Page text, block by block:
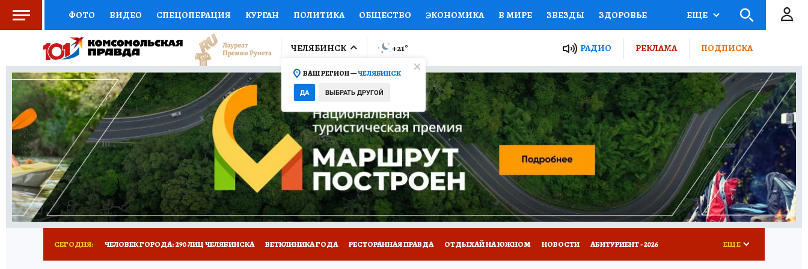
ФОТО ВИДЕО СПЕЦОПЕРАЦИЯ КУРГАН ПОЛИТИКА ОБЩЕСТВО ЭКОНОМИКА В МИРЕ ЗВЕЗДЫ ЗДОРОВЬЕ
СОЦПОДДЕРЖКА НАУКА СПОРТ КОЛУМНИСТЫ ПРОИСШЕСТВИЯ НАЦИОНАЛЬНЫЕ ПРОЕКТЫ РОССИИ
ВЫБОР ЭКСПЕРТОВ ДОКТОР ФИНАНСЫ ОТКРЫВАЕМ МИР Я ЗНАЮ СЕМЬЯ ЖЕНСКИЕ СЕКРЕТЫ ПУТЕВОДИТЕЛЬ
КНИЖНАЯ ПОЛКА ПРОГНОЗЫ НА СПОРТ ПРОМОКОДЫ СЕРИАЛЫ СПЕЦПРОЕКТЫ ДЕФИЦИТ ЖЕЛЕЗА ТУРИЗМ
ПРЕСС-ЦЕНТР НЕДВИЖИМОСТЬ ТЕЛЕВИЗОР КОЛЛЕКЦИИ КОНКУРСЫ РАБОТА У НАС ГИД ПОТРЕБИТЕЛЯ ВСЕ О КП
РАДИО КП ТЕСТЫ НОВОЕ НА САЙТЕ
ЕЩЕ
ЧЕЛЯБИНСК
ВАШ РЕГИОН —ЧЕЛЯБИНСК
ДА ВЫБРАТЬ ДРУГОЙ
+21° РАДИО РЕКЛАМА ПОДПИСКА
СЕГОДНЯ: ЧЕЛОВЕК ГОРОДА: 290 ЛИЦ ЧЕЛЯБИНСКА ВЕТКЛИНИКА ГОДА РЕСТОРАННАЯ ПРАВДА ОТДЫХАЙ НА ЮЖНОМ НОВОСТИ АБИТУРИЕНТ - 2026 ЕЩЕ